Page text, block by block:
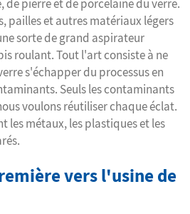
de pierre et de porcelaine du verre.
pailles et autres matériaux légers
sorte de grand aspirateur
roulant.Tout l'art consiste à ne
s'échapper du processus en
Seuls les contaminants
voulons réutiliser chaque éclat.
les métaux, les plastiques et les
vers l'usine de